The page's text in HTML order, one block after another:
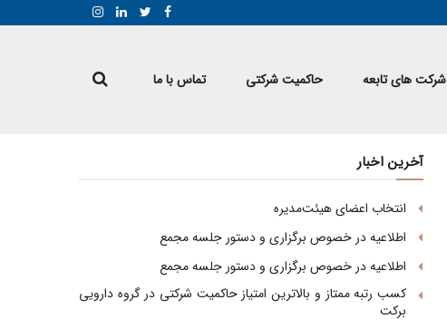
شرکت های تابعه حاکمیت شرکتی تماس با ما
آخرین اخبار
انتخاب اعضای هیئت‌مدیره
اطلاعیه در خصوص برگزاری و دستور جلسه مجمع
اطلاعیه در خصوص برگزاری و دستور جلسه مجمع
کسب رتبه ممتاز و بالاترین امتیاز حاکمیت شرکتی در گروه دارویی
برکت